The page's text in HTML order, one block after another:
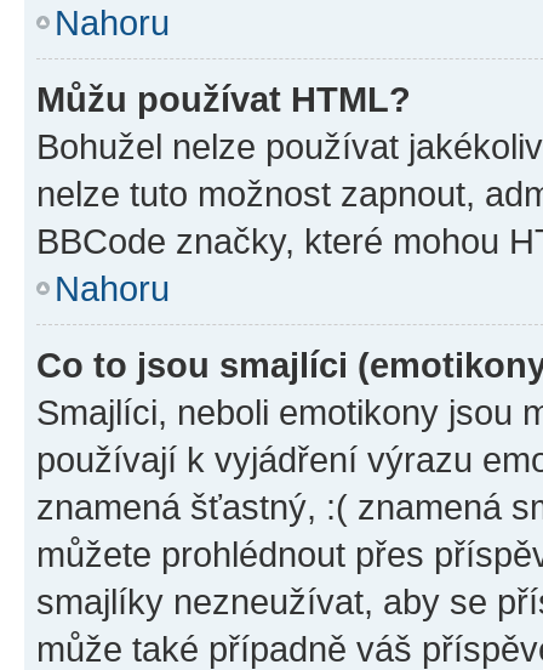
Nahoru
Můžu používat HTML?
Bohužel nelze používat
nelze tuto možnost zapnout,
BBCode značky, které mohou
Nahoru
Co to jsou smajlíci
Smajlíci, neboli emotikony jsou
používají k vyjádření výrazu
znamená šťastný, :( znamená
můžete prohlédnout přes
smajlíky nezneužívat, aby se
může také případně váš